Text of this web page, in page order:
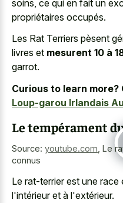
soins, ce qui en fait un
propriétaires occupés.
Les Rat Terriers pèsent
livres et mesurent 10 à
garrot.
Curious to learn more?
Loup-garou Irlandais
Le tempérament
Source: youtube.com Le
connus
Le rat-terrier est une race
l'intérieur et à l'extérieur.